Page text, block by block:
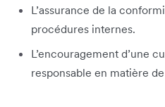
L’assurance de la
procédures internes.
L’encouragement d’une
responsable en matière